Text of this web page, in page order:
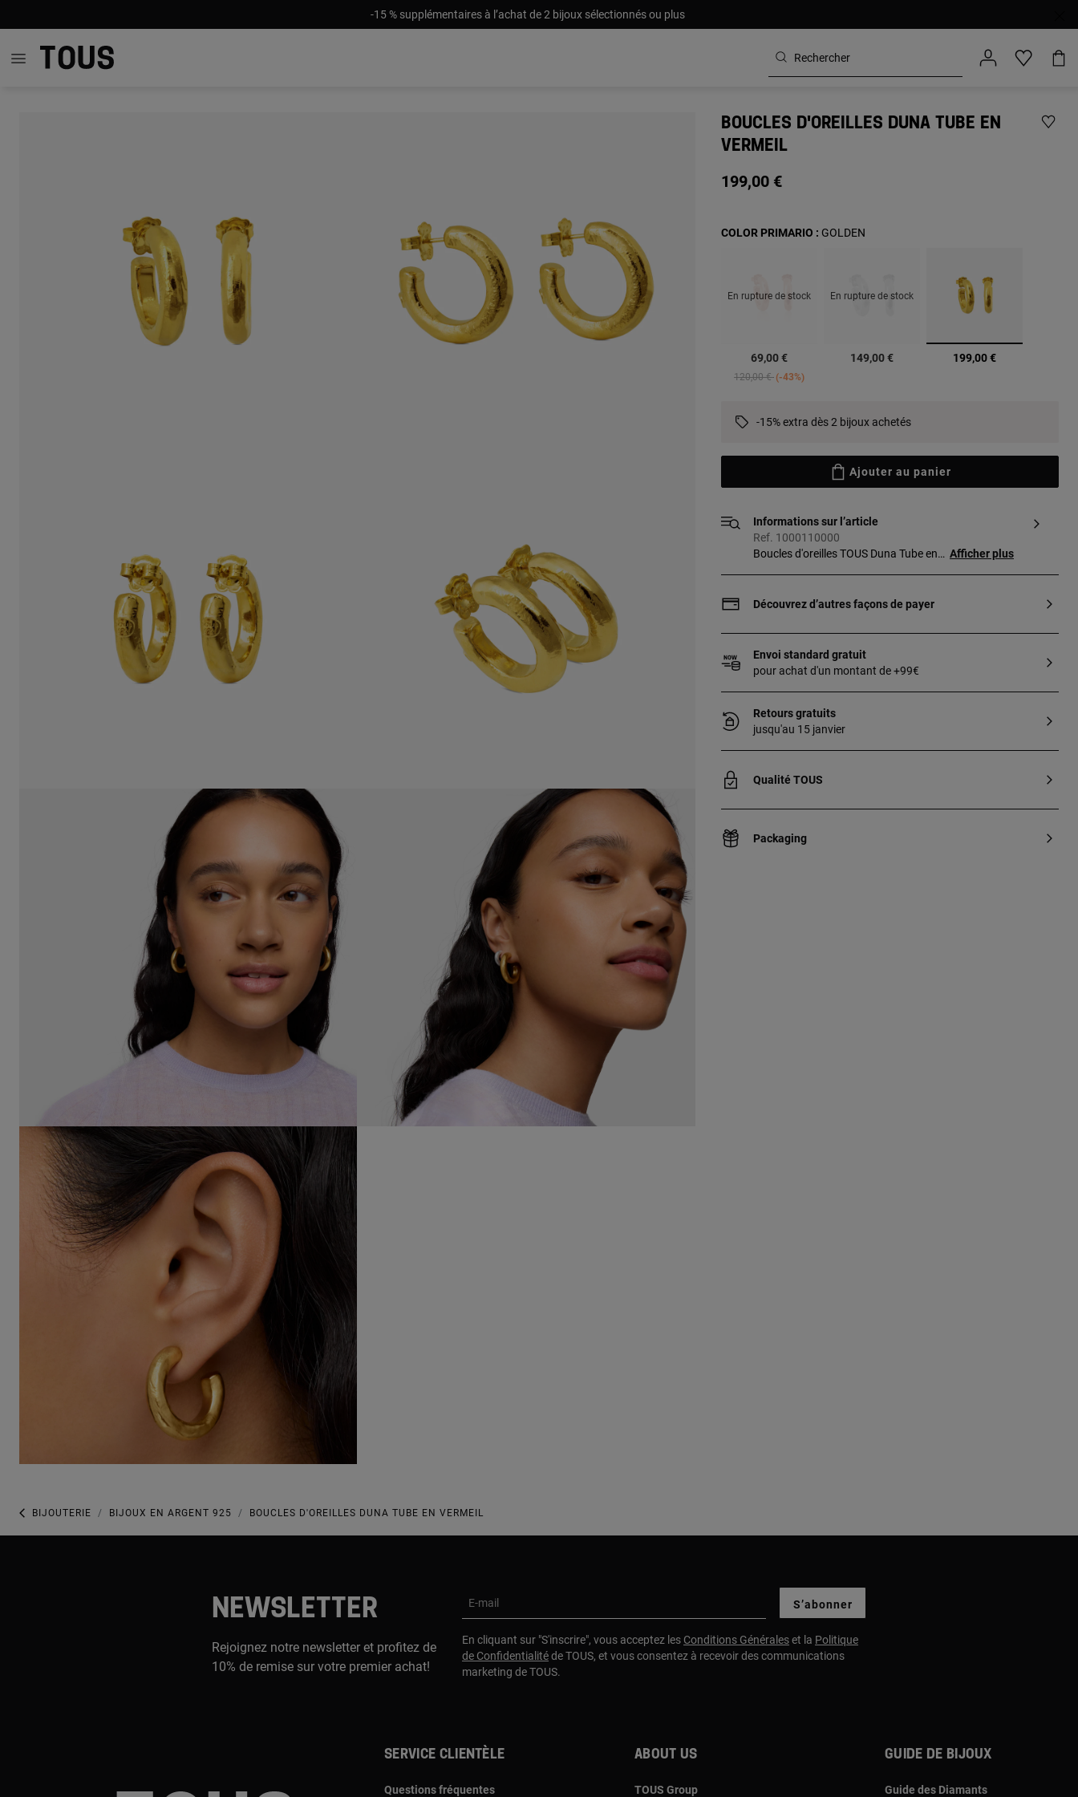
-15 % supplémentaires à l’achat de 2 bijoux sélectionnés ou plus
BOUCLES D'OREILLES DUNA TUBE EN
VERMEIL
199,00 €
En rupture de stock
69,00 €
Price reduced from
120,00 €to-43%
En rupture de stock
149,00 € sélectionné
199,00 €
COLOR PRIMARIO : GOLDEN
-15% extra dès 2 bijoux achetés
Ajouter au panier
Informations sur l’article
Ref. 1000110000
Boucles d'oreilles TOUS Duna Tube en
18 ct.
Afficher plus
Découvrez d’autres façons de payer
Envoi standard gratuit
pour achat d'un montant de +99€
Retours gratuits
jusqu'au 15 janvier
Qualité TOUS
Packaging
BIJOUTERIE BIJOUX EN ARGENT 925 BOUCLES D'OREILLES DUNA TUBE EN VERMEIL
NEWSLETTER
Rejoignez notre newsletter et profitez de
10% de remise sur votre premier achat!
E-mail S’abonner
En cliquant sur "S'inscrire", vous acceptez les Conditions Généraleset la Politique
de Confidentialitéde TOUS, et vous consentez à recevoir des communications
marketing de TOUS.
Service clientèle
Questions fréquentes
About us
TOUS Group
Guide de bijoux
Guide des Diamants